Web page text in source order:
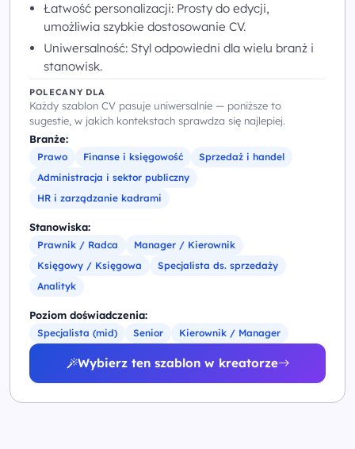
Łatwość personalizacji: Prosty do edycji,
umożliwia szybkie dostosowanie CV.
Uniwersalność: Styl odpowiedni dla wielu branż i
stanowisk.
POLECANY DLA
Każdy szablon CV pasuje uniwersalnie — poniższe to
sugestie, w jakich kontekstach sprawdza się najlepiej.
Branże:
Prawo Finanse i księgowość
Sprzedaż i handel
Administracja i sektor publiczny
HR i zarządzanie kadrami
Stanowiska:
Prawnik / Radca
Manager / Kierownik
Księgowy / Księgowa
Specjalista ds. sprzedaży
Analityk
Poziom doświadczenia:
Specjalista (mid) Senior Kierownik / Manager
Wybierz ten szablon w kreatorze